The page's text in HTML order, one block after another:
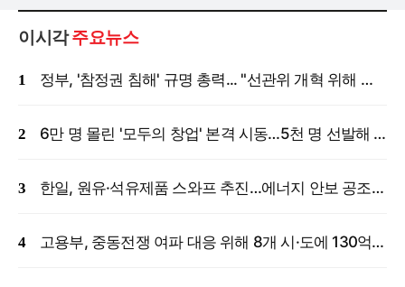
이시각주요뉴스
정부, '참정권 침해' 규명 총력... "선관위 개혁 위해 국정조사 등 모든 조치"
6만 명 몰린 '모두의 창업' 본격 시동…5천 명 선발해 밀착 지원
한일, 원유·석유제품 스와프 추진…에너지 안보 공조 강화
고용부, 중동전쟁 여파 대응 위해 8개 시·도에 130억 원 긴급 투입